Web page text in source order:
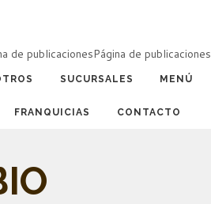
de publicacionesPágina de publicaciones
SUCURSALES MENÚ
FRANQUICIAS CONTACTO